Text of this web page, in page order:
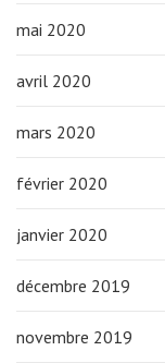
mai 2020
avril 2020
mars 2020
février 2020
janvier 2020
décembre 2019
novembre 2019